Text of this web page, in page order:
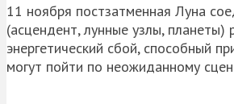
11 ноября постзатменная Луна
(асцендент, лунные узлы,
энергетический сбой, способный
могут пойти по неожиданному